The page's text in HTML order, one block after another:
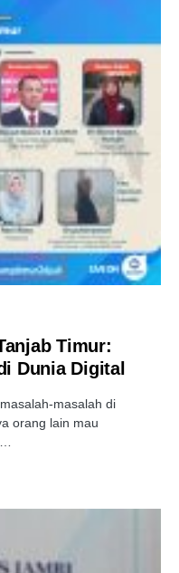
Timur:
Dunia Digital
masalah di
orang lain mau